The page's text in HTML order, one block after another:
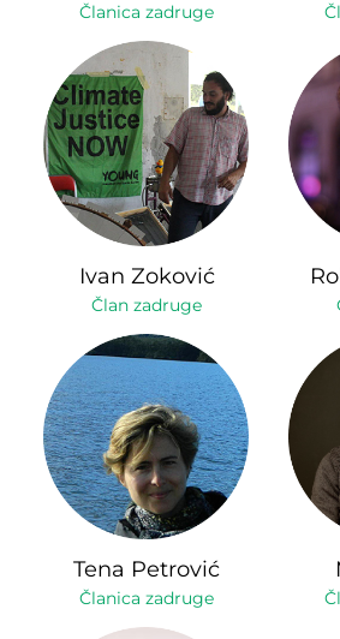
Članica zadruge
Ivan Zoković
Član zadruge
Tena Petrović
Članica zadruge